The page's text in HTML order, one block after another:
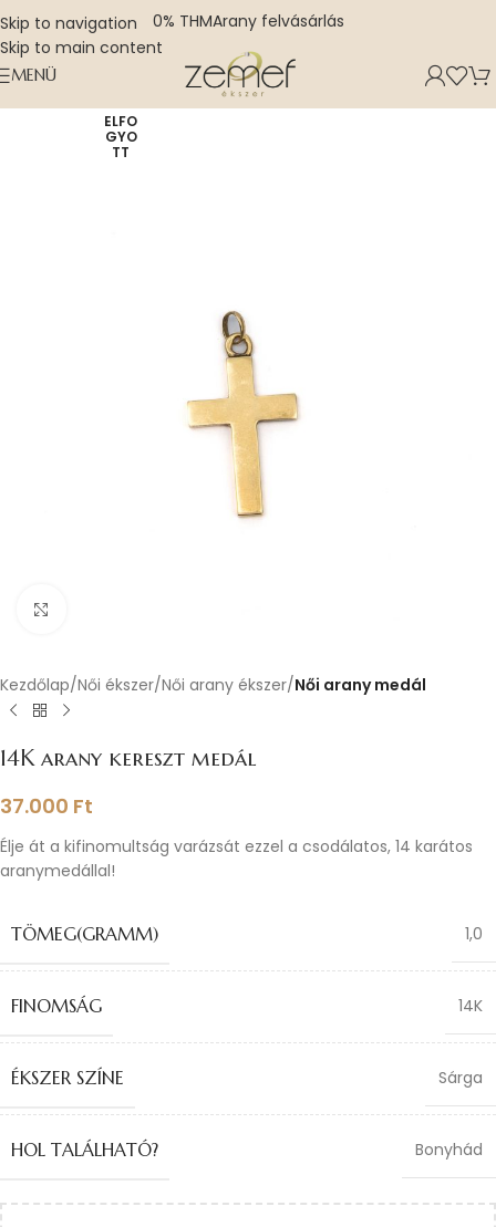
Skip to navigation
Skip to main content
0% THMArany felvásárlás
MENÜ
ELFO
GYO
TT
Kezdőlap Női ékszer Női arany ékszer Női arany medál
14K arany kereszt medál
37.000 Ft
Élje át a kifinomultság varázsát ezzel a csodálatos, 14 karátos
aranymedállal!
TÖMEG(GRAMM) 1,0
FINOMSÁG 14K
ÉKSZER SZÍNE Sárga
HOL TALÁLHATÓ? Bonyhád